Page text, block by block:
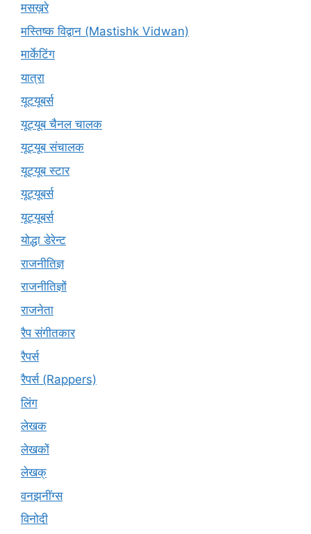
मसख़रे
मस्तिष्क विद्वान (Mastishk Vidwan)
मार्केटिंग
यात्रा
यूटयूबर्स
यूट्यूब चैनल चालक
यूट्यूब संचालक
यूट्यूब स्टार
यूट्यूबर्स
यूट्‍यूबर्स
योद्धा डेरेन्ट
राजनीतिज्ञ
राजनीतिज्ञों
राजनेता
रैप संगीतकार
रैपर्स
रैपर्स (Rappers)
लिंग
लेखक
लेखकों
लेखक्
वनझनींग्स
विनोदी